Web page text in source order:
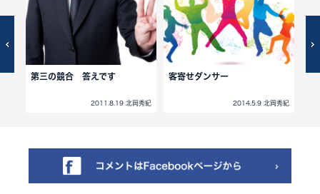
第三の競合 答えです
2011.8.19 北岡秀紀
客寄せダンサー
2014.5.9 北岡秀紀